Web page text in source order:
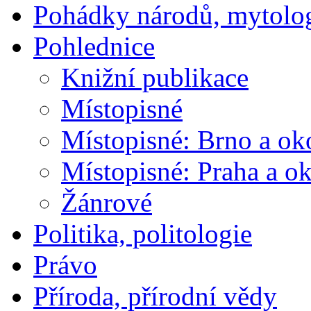
Pohádky národů,
Pohlednice
Knižní publikace
Místopisné
Místopisné: Brno a
Místopisné: Praha a
Žánrové
Politika, politologie
Právo
Příroda, přírodní vědy